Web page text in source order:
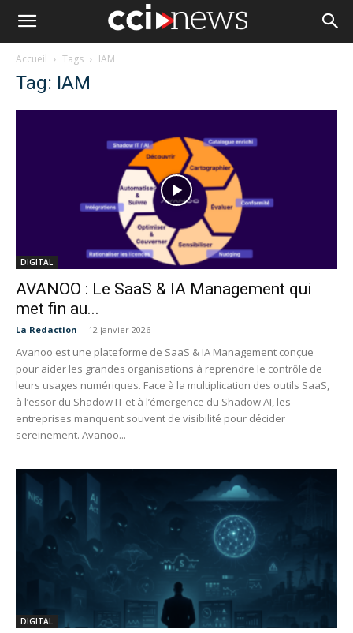
Accueil Tags IAM
Tag: IAM
DIGITAL
AVANOO : Le SaaS & IA Management qui
met fin au...
La Redaction - 12 janvier 2026
Avanoo est une plateforme de SaaS & IA Management conçue
pour aider les grandes organisations à reprendre le contrôle de
leurs usages numériques. Face à la multiplication des outils SaaS,
à l’essor du Shadow IT et à l’émergence du Shadow AI, les
entreprises manquent souvent de visibilité pour décider
sereinement. Avanoo...
DIGITAL